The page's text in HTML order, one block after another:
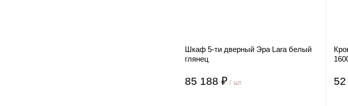
Шкаф 5-ти дверный Эра Lara белый
глянец
85 188 ₽ / шт